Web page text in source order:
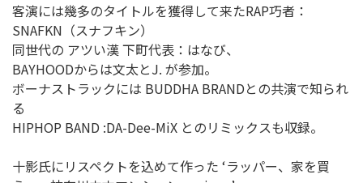
客演には幾多のタイトルを獲得して来たRAP巧者：
SNAFKN（スナフキン）
同世代の アツい漢 下町代表：はなび、
BAYHOODからは文太とJ. が参加。
ボーナストラックには BUDDHA BRANDとの共演で知られ
る
HIPHOP BAND :DA-Dee-MiX とのリミックスも収録。
十影氏にリスペクトを込めて作った ‘ラッパー、家を買